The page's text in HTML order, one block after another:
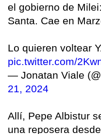
el gobierno de
Santa. Cae en
Lo quieren voltear
pic.twitter.com/
— Jonatan Viale
21, 2024
Allí, Pepe Albistur
una reposera